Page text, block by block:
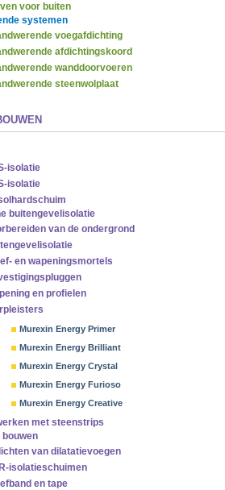
voor buiten
systemen
voegafdichting
afdichtingskoord
wanddoorvoeren
steenwolplaat
isolatie
isolatie
buitengevelisolatie
van de ondergrond
en wapeningsmortels
en profielen
Murexin Energy Primer
Murexin Energy Brilliant
Murexin Energy Crystal
Murexin Energy Furioso
Murexin Energy Creative
met steenstrips
van dilatatievoegen
isolatieschuimen
en tape